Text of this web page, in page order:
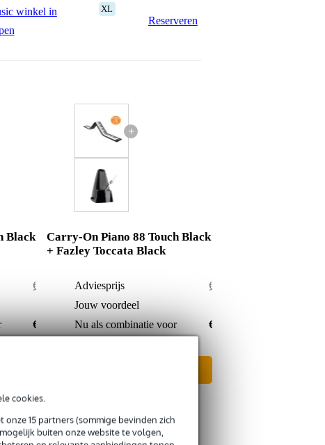
cookies.
15 partners (sommige bevinden zich
buiten onze website te volgen,
winkel in
XL
Reserveren
Black
€ 216,-
€ 211,-
+
Carry-On Piano 88 Touch Black
+ Fazley Toccata Black
Adviesprijs
€ 209,-
Jouw voordeel
Nu als combinatie voor
€ 206,-